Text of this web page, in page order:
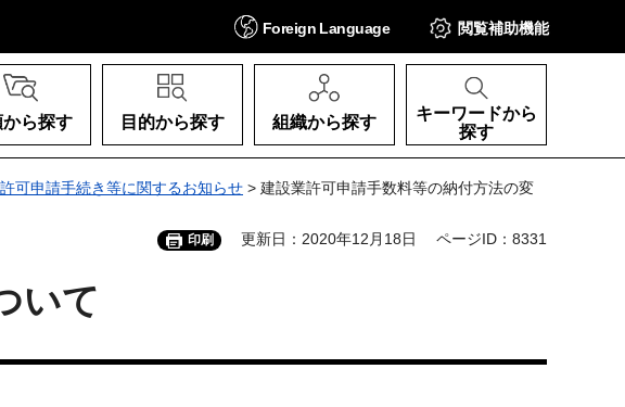
Foreign Language 閲覧補助機能
ら探す 目的から探す 組織から探す
キーワードから
探す
可申請手続き等に関するお知らせ > 建設業許可申請手数料等の納付方法の変
印刷 更新日：2020年12月18日 ページID：8331
いて